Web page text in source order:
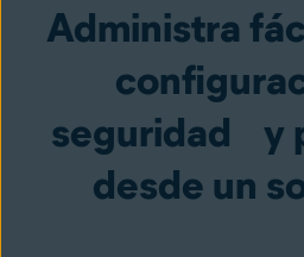
Administra
seguridad y
desde un